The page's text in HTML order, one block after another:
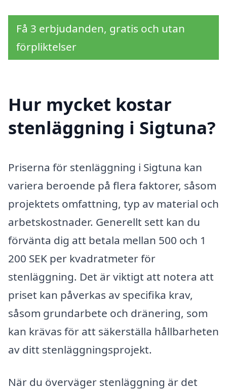
Få 3 erbjudanden, gratis och utan
förpliktelser
Hur mycket kostar
stenläggning i Sigtuna?
Priserna för stenläggning i Sigtuna kan
variera beroende på flera faktorer, såsom
projektets omfattning, typ av material och
arbetskostnader. Generellt sett kan du
förvänta dig att betala mellan 500 och 1
200 SEK per kvadratmeter för
stenläggning. Det är viktigt att notera att
priset kan påverkas av specifika krav,
såsom grundarbete och dränering, som
kan krävas för att säkerställa hållbarheten
av ditt stenläggningsprojekt.
När du överväger stenläggning är det